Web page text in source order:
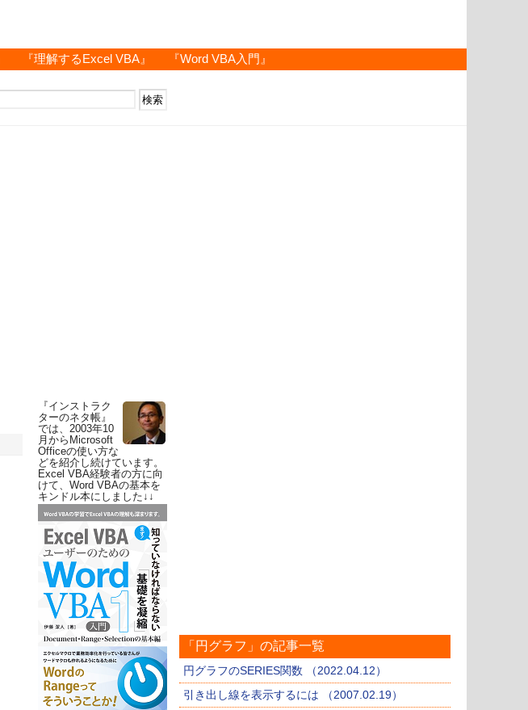
『理解するExcel VBA』 『Word VBA入門』
『インストラク
ターのネタ帳』
では、2003年10
月からMicrosoft
Officeの使い方な
どを紹介し続けています。
Excel VBA経験者の方に向
けて、Word VBAの基本を
キンドル本にしました↓↓
「円グラフ」の記事一覧
円グラフのSERIES関数 （2022.04.12）
引き出し線を表示するには （2007.02.19）